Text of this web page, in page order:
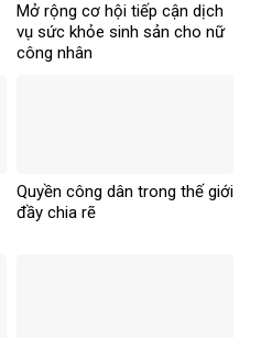
Mở rộng cơ hội tiếp cận dịch
vụ sức khỏe sinh sản cho nữ
công nhân
Quyền công dân trong thế giới
đầy chia rẽ